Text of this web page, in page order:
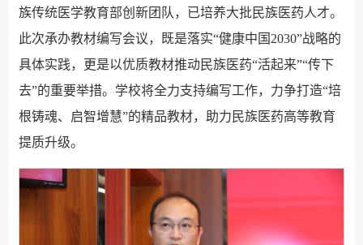
族传统医学教育部创新团队，已培养大批民族医药人才。
此次承办教材编写会议，既是落实“健康中国2030”战略的
具体实践，更是以优质教材推动民族医药“活起来”“传下
去”的重要举措。学校将全力支持编写工作，力争打造“培
根铸魂、启智增慧”的精品教材，助力民族医药高等教育
提质升级。